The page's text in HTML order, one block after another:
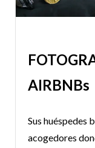
AIRBNBs
Sus huéspedes
acogedores